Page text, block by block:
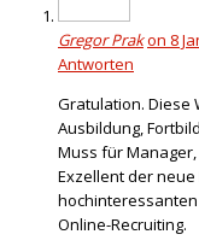
Gregor Prakon 8
Antworten
Gratulation. Diese
Ausbildung,
Muss für
Exzellent der
hochinteressanten
Online-Recruiting.